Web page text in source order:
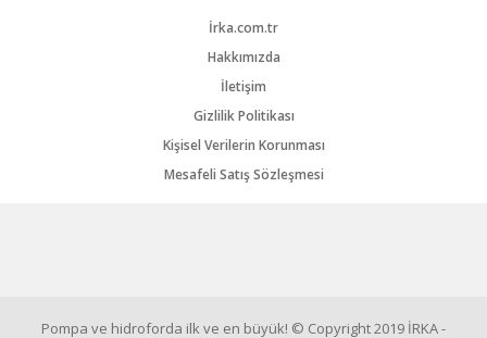
İrka.com.tr
Hakkımızda
İletişim
Gizlilik Politikası
Kişisel Verilerin Korunması
Mesafeli Satış Sözleşmesi
Pompa ve hidroforda ilk ve en büyük! © Copyright 2019 İRKA -